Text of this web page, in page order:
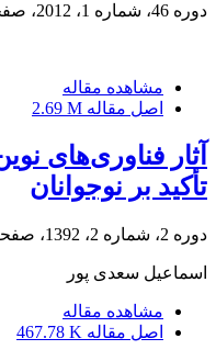
دوره 46، شماره 1، 2012، صفحه
مشاهده مقاله
اصل مقاله 2.69 M
آثار فناوری‌های
تأکید بر نوجوانان
دوره 2، شماره 2، 1392، صفحه
اسماعیل سعدی پور
مشاهده مقاله
اصل مقاله 467.78 K